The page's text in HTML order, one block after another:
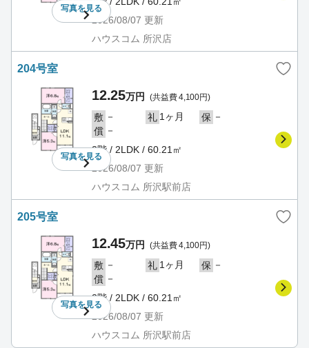
写真を見る
2026/08/07 更新
ハウスコム 所沢店
204号室
写真を見る
12.25万円 (共益費 4,100円)
敷 － 礼 1ヶ月 保 －
償 －
2階 / 2LDK / 60.21㎡
2026/08/07 更新
ハウスコム 所沢駅前店
205号室
写真を見る
12.45万円 (共益費 4,100円)
敷 － 礼 1ヶ月 保 －
償 －
2階 / 2LDK / 60.21㎡
2026/08/07 更新
ハウスコム 所沢駅前店